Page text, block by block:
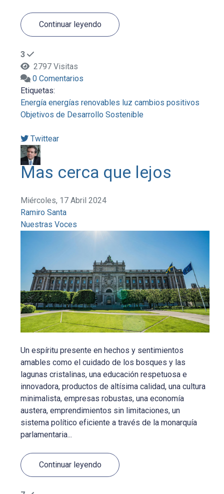
Continuar leyendo
3
2797 Visitas
0 Comentarios
Etiquetas:
Energía energías renovables luz cambios positivos
Objetivos de Desarrollo Sostenible
Twittear
Mas cerca que lejos
Miércoles, 17 Abril 2024
Ramiro Santa
Nuestras Voces
Un espíritu presente en hechos y sentimientos
amables como el cuidado de los bosques y las
lagunas cristalinas, una educación respetuosa e
innovadora, productos de altísima calidad, una cultura
minimalista, empresas robustas, una economía
austera, emprendimientos sin limitaciones, un
sistema político eficiente a través de la monarquía
parlamentaria...
Continuar leyendo